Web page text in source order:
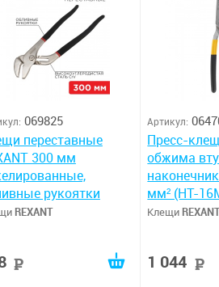
069825
переставные
300 мм
рукоятки
REXANT
Артикул:
Пресс-
обжима
мм² (HT-
Клещи
1 044